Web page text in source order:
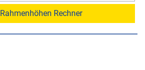
Rahmenhöhen Rechner